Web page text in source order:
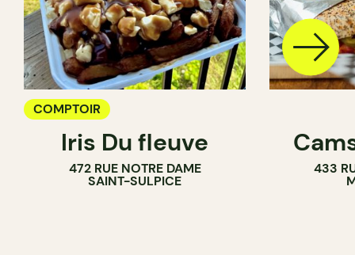
COMPTOIR
Iris Du fleuve
472 RUE NOTRE DAME
SAINT-SULPICE
433